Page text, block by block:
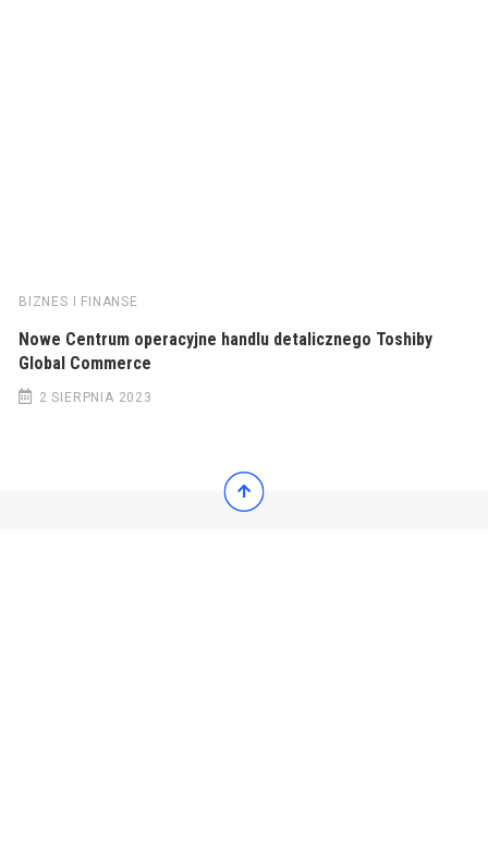
BIZNES I FINANSE
Nowe Centrum operacyjne handlu detalicznego Toshiby
Global Commerce
2 SIERPNIA 2023